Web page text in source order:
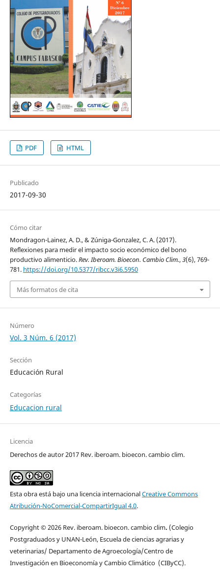
PDF HTML
Publicado
2017-09-30
Cómo citar
Mondragon-Lainez, A. D., & Zúniga-Gonzalez, C. A. (2017).
Reflexiones para medir el impacto socio económico del bono
productivo alimenticio.Rev. Iberoam. Bioecon. Cambio Clim.,3(6), 769-
781. https://doi.org/10.5377/ribcc.v3i6.5950
Más formatos de cita
Número
Vol. 3 Núm. 6 (2017)
Sección
Educación Rural
Categorías
Educacion rural
Licencia
Derechos de autor 2017 Rev. iberoam. bioecon. cambio clim.
Esta obra está bajo una licencia internacionalCreative Commons
Atribución-NoComercial-CompartirIgual 4.0.
Copyright © 2026 Rev. iberoam. bioecon. cambio clim. (Colegio
Postgraduados y UNAN-León, Escuela de ciencias agrarias y
veterinarias/ Departamento de Agroecología/Centro de
Investigación en Bioeconomía y Cambio Climático (CIByCC).